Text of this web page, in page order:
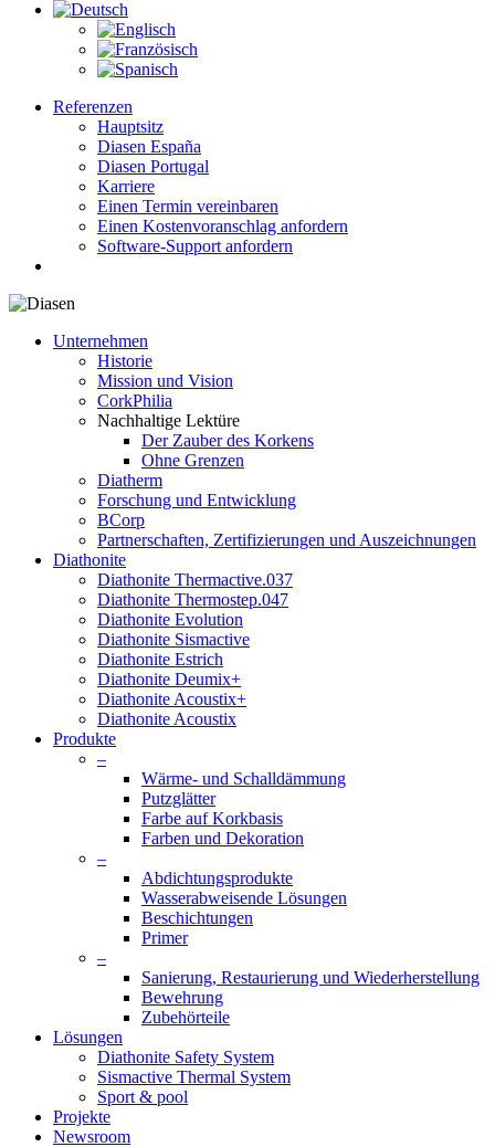
Referenzen
Hauptsitz
Diasen España
Diasen Portugal
Karriere
Einen Termin vereinbaren
Einen Kostenvoranschlag anfordern
Software-Support anfordern
Unternehmen
Historie
Mission und Vision
CorkPhilia
Nachhaltige Lektüre
Der Zauber des Korkens
Ohne Grenzen
Diatherm
Forschung und Entwicklung
BCorp
Partnerschaften, Zertifizierungen und Auszeichnungen
Diathonite
Diathonite Thermactive.037
Diathonite Thermostep.047
Diathonite Evolution
Diathonite Sismactive
Diathonite Estrich
Diathonite Deumix+
Diathonite Acoustix+
Diathonite Acoustix
Produkte
–
Wärme- und Schalldämmung
Putzglätter
Farbe auf Korkbasis
Farben und Dekoration
–
Abdichtungsprodukte
Wasserabweisende Lösungen
Beschichtungen
Primer
–
Sanierung, Restaurierung und Wiederherstellung
Bewehrung
Zubehörteile
Lösungen
Diathonite Safety System
Sismactive Thermal System
Sport & pool
Projekte
Newsroom